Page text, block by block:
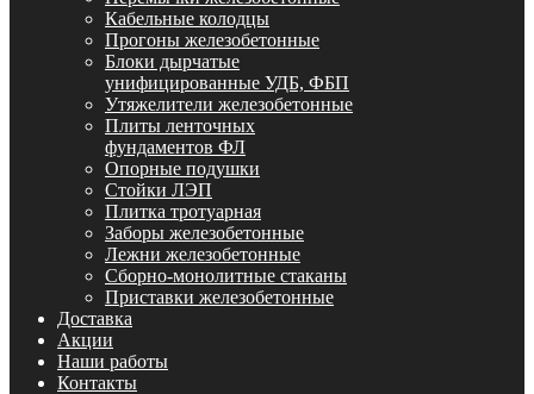
Кабельные колодцы
Прогоны железобетонные
Блоки дырчатые
унифицированные УДБ, ФБП
Утяжелители железобетонные
Плиты ленточных
фундаментов ФЛ
Опорные подушки
Стойки ЛЭП
Плитка тротуарная
Заборы железобетонные
Лежни железобетонные
Сборно-монолитные стаканы
Приставки железобетонные
Доставка
Акции
Наши работы
Контакты